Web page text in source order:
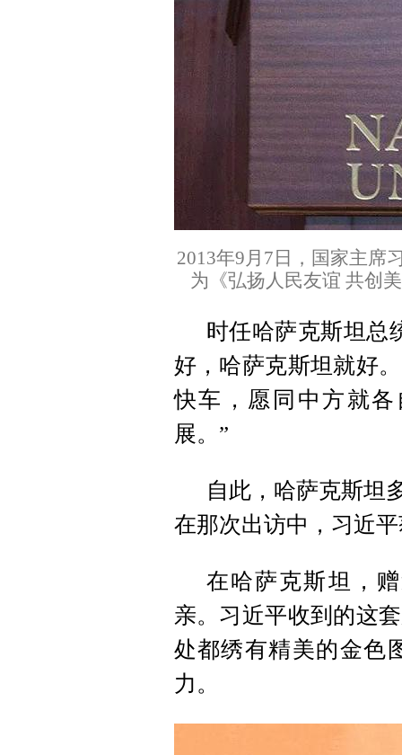
2013年9月7日，国家主席
为《弘扬人民友谊 共创
时任哈萨克斯坦总
好，哈萨克斯坦就好
快车，愿同中方就
展。”
自此，哈萨克斯坦
在那次出访中，习近
在哈萨克斯坦，
亲。习近平收到的这
处都绣有精美的金色
力。